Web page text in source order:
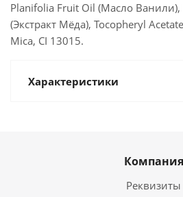
Planifolia Fruit Oil (Масло Ванили),
(Экстракт Мёда), Tocopheryl
Mica, CI 13015.
Характеристики
Компания
Реквизиты